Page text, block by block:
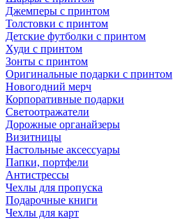
Джемперы с принтом
Толстовки с принтом
Детские футболки с принтом
Худи с принтом
Зонты с принтом
Оригинальные подарки с принтом
Новогодний мерч
Корпоративные подарки
Светоотражатели
Дорожные органайзеры
Визитницы
Настольные аксессуары
Папки, портфели
Антистрессы
Чехлы для пропуска
Подарочные книги
Чехлы для карт